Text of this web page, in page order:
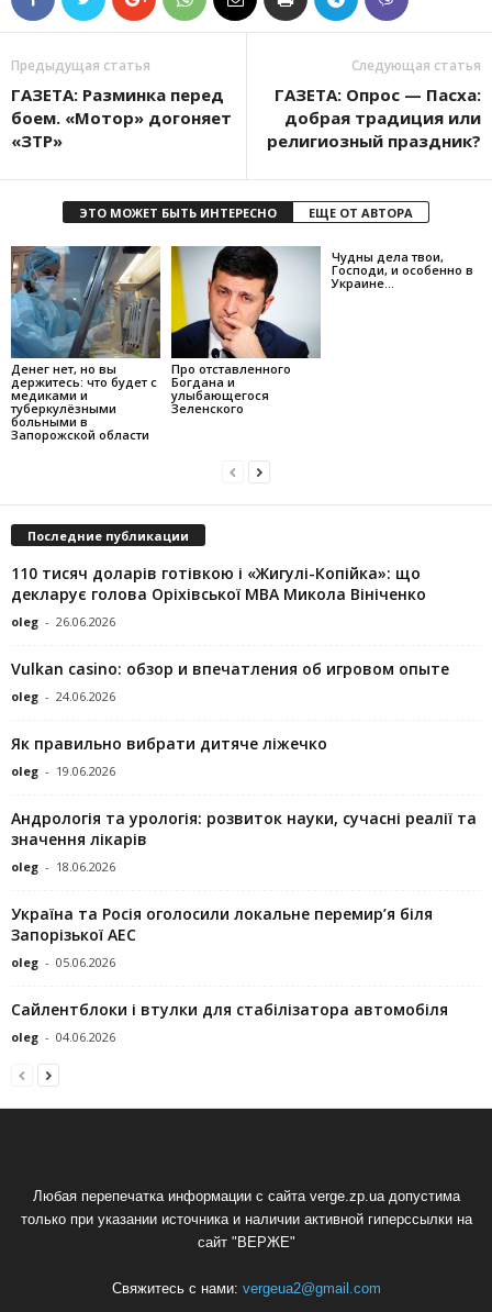
Предыдущая статья
ГАЗЕТА: Разминка перед
боем. «Мотор» догоняет
«ЗТР»
Следующая статья
ГАЗЕТА: Опрос — Пасха:
добрая традиция или
религиозный праздник?
ЭТО МОЖЕТ БЫТЬ ИНТЕРЕСНО ЕЩЕ ОТ АВТОРА
Денег нет, но вы
держитесь: что будет с
медиками и
туберкулёзными
больными в
Запорожской области
Про отставленного
Богдана и
улыбающегося
Зеленского
Чудны дела твои,
Господи, и особенно в
Украине…
Последние публикации
110 тисяч доларів готівкою і «Жигулі-Копійка»: що
декларує голова Оріхівської МВА Микола Вініченко
oleg - 26.06.2026
Vulkan casino: обзор и впечатления об игровом опыте
oleg - 24.06.2026
Як правильно вибрати дитяче ліжечко
oleg - 19.06.2026
Андрологія та урологія: розвиток науки, сучасні реалії та
значення лікарів
oleg - 18.06.2026
Україна та Росія оголосили локальне перемир’я біля
Запорізької АЕС
oleg - 05.06.2026
Сайлентблоки і втулки для стабілізатора автомобіля
oleg - 04.06.2026
Любая перепечатка информации с сайта verge.zp.ua допустима
только при указании источника и наличии активной гиперссылки на
сайт "ВЕРЖЕ"
Свяжитесь с нами: vergeua2@gmail.com